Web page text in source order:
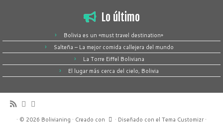
Lo último
Bolivia es un «must travel destination»
Salteña – La mejor comida callejera del mundo
La Torre Eiffel Boliviana
El lugar más cerca del cielo, Bolivia
· © 2026 Bolivianing · Creado con · Diseñado con el Tema Customizr·